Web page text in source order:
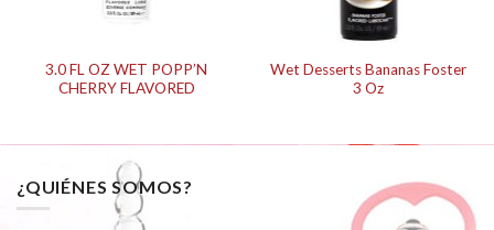
3.0 FL OZ WET POPP’N
CHERRY FLAVORED
Wet Desserts Bananas Foster
3 Oz
¿QUIÉNES SOMOS?